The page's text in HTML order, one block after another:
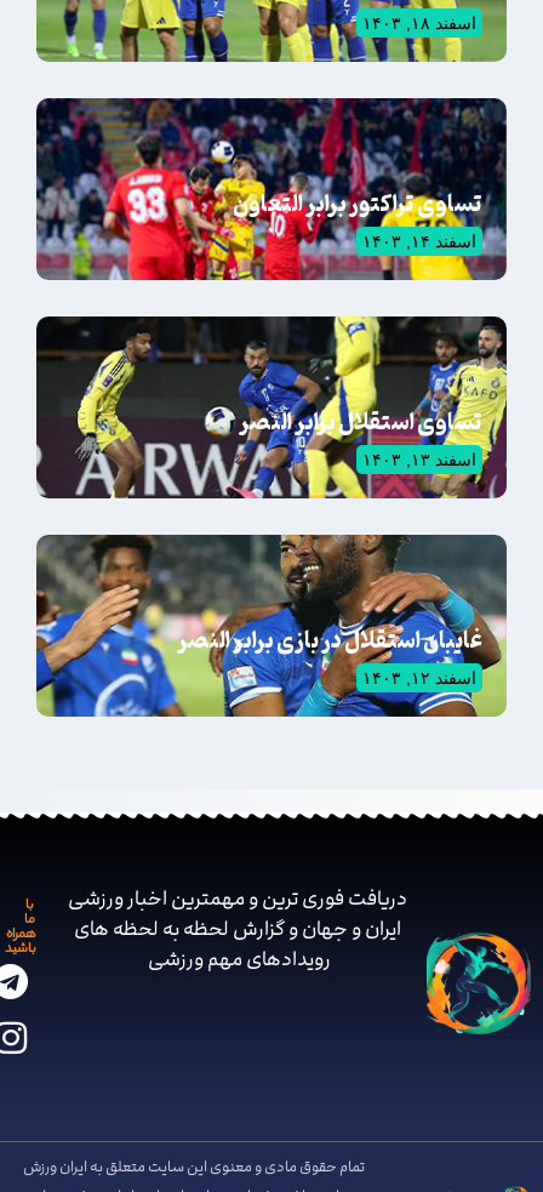
اسفند ۱۸, ۱۴۰۳
تساوی تراکتور برابر التعاون
اسفند ۱۴, ۱۴۰۳
تساوی استقلال برابر النصر
اسفند ۱۳, ۱۴۰۳
غایبان استقلال در بازی برابر النصر
اسفند ۱۲, ۱۴۰۳
دریافت فوری ترین و مهمترین اخبار ورزشی
ایران و جهان و گزارش لحظه به لحظه های
رویدادهای مهم ‌ورزشی
همراه
باشید
تمام حقوق مادی و معنوی این سایت متعلق به ایران ورزش